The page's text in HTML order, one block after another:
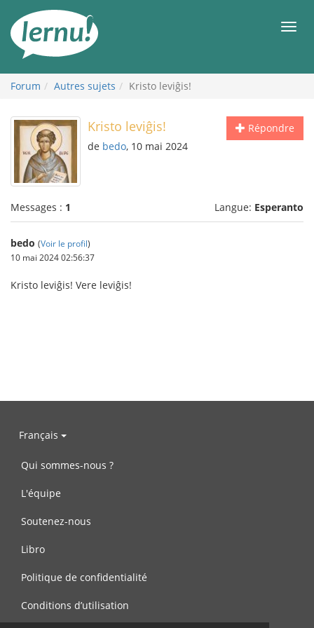
contenu
Forum Autres sujets Kristo leviĝis!
Répondre
Kristo leviĝis!
de bedo, 10 mai 2024
Messages : 1 Langue: Esperanto
bedo (Voir le profil)
10 mai 2024 02:56:37
Kristo leviĝis! Vere leviĝis!
Français
Qui sommes-nous ?
L'équipe
Soutenez-nous
Libro
Politique de confidentialité
Conditions d’utilisation